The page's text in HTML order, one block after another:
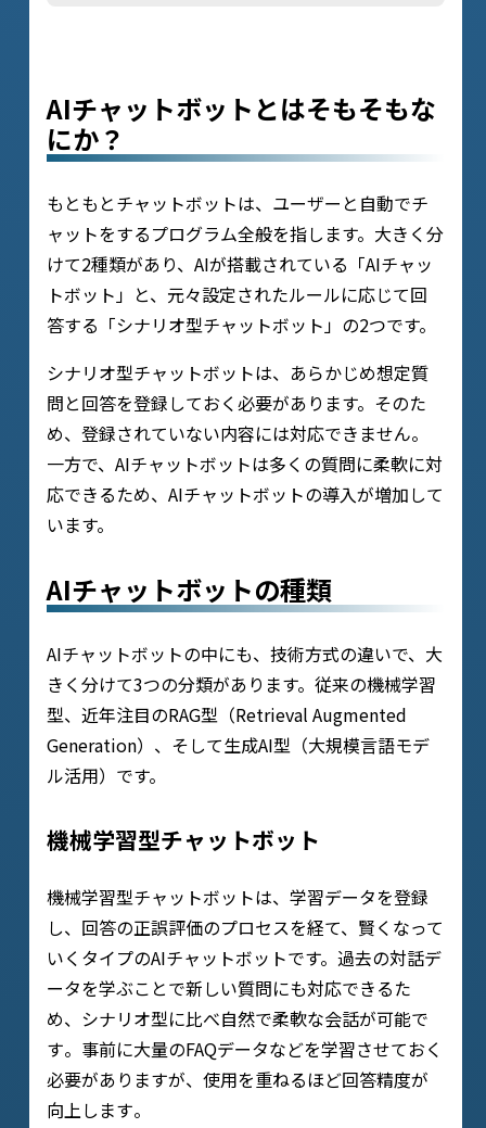
AIチャットボットとはそもそもな
にか？
もともとチャットボットは、ユーザーと自動でチ
ャットをするプログラム全般を指します。大きく分
けて2種類があり、AIが搭載されている「AIチャッ
トボット」と、元々設定されたルールに応じて回
答する「シナリオ型チャットボット」の2つです。
シナリオ型チャットボットは、あらかじめ想定質
問と回答を登録しておく必要があります。そのた
め、登録されていない内容には対応できません。
一方で、AIチャットボットは多くの質問に柔軟に対
応できるため、AIチャットボットの導入が増加して
います。
AIチャットボットの種類
AIチャットボットの中にも、技術方式の違いで、大
きく分けて3つの分類があります。従来の機械学習
型、近年注目のRAG型（Retrieval Augmented
Generation）、そして生成AI型（大規模言語モデ
ル活用）です。
機械学習型チャットボット
機械学習型チャットボットは、学習データを登録
し、回答の正誤評価のプロセスを経て、賢くなって
いくタイプのAIチャットボットです。過去の対話デ
ータを学ぶことで新しい質問にも対応できるた
め、シナリオ型に比べ自然で柔軟な会話が可能で
す​。事前に大量のFAQデータなどを学習させておく
必要がありますが、使用を重ねるほど回答精度が
向上します​。